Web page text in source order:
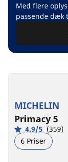
Med flere
passende dæk
MICHELIN
Primacy 5
4.9/5 (359)
6 Priser